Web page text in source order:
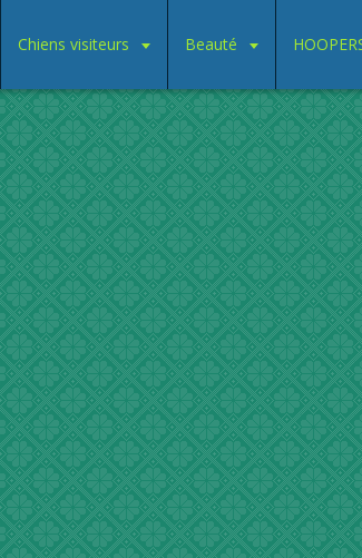
Chiens visiteurs Beauté